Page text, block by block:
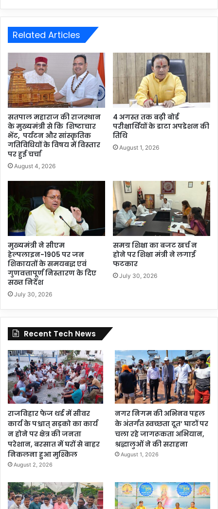
Related Articles
सतपाल महाराज की राजस्थान
के मुख्यमंत्री से कि शिष्टाचार
भेंट, पर्यटन और सांस्कृतिक
गतिविधियों के विषय में विस्तार
पर हुई चर्चा
August 4, 2026
4 अगस्त तक बढ़ी बोर्ड
परीक्षार्थियों के डाटा अपडेशन की
तिथि
August 1, 2026
मुख्यमंत्री ने सीएम
हेल्पलाइन-1905 पर जन
शिकायतों के समयबद्ध एवं
गुणवत्तापूर्ण निस्तारण के दिए
सख्त निर्देश
July 30, 2026
समग्र शिक्षा का बजट खर्च न
होने पर शिक्षा मंत्री ने लगाई
फटकार
July 30, 2026
Recent Tech News
राजविहार फेज थर्ड में सीवर
कार्य के पश्चात् सड़को का कार्य
न होने पर क्षेत्र की जनता
परेशान, बरसात में घरों से बाहर
निकलना हुआ मुश्किल
August 2, 2026
नगर निगम की अभिनव पहल
के अंतर्गत स्वच्छता दूत’ घाटों पर
चला रहे जागरूकता अभियान,
श्रद्धालुओं ने की सराहना
August 1, 2026